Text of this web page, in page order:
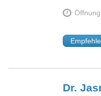
Dr.